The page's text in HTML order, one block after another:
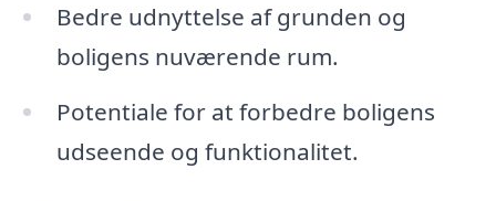
Bedre udnyttelse af grunden og
boligens nuværende rum.
Potentiale for at forbedre boligens
udseende og funktionalitet.